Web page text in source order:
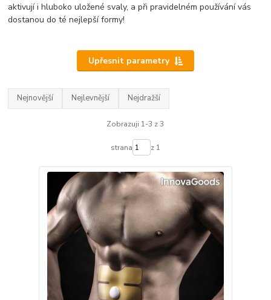
aktivují i hluboko uložené svaly, a při pravidelném používání vás
dostanou do té nejlepší formy!
Upřesnit parametry
Nejnovější Nejlevnější Nejdražší
Zobrazuji 1-3 z 3
strana z 1